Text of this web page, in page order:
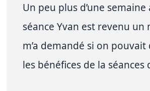
Un peu plus d’une
séance Yvan est revenu un
m’a demandé si on
les bénéfices de la séances